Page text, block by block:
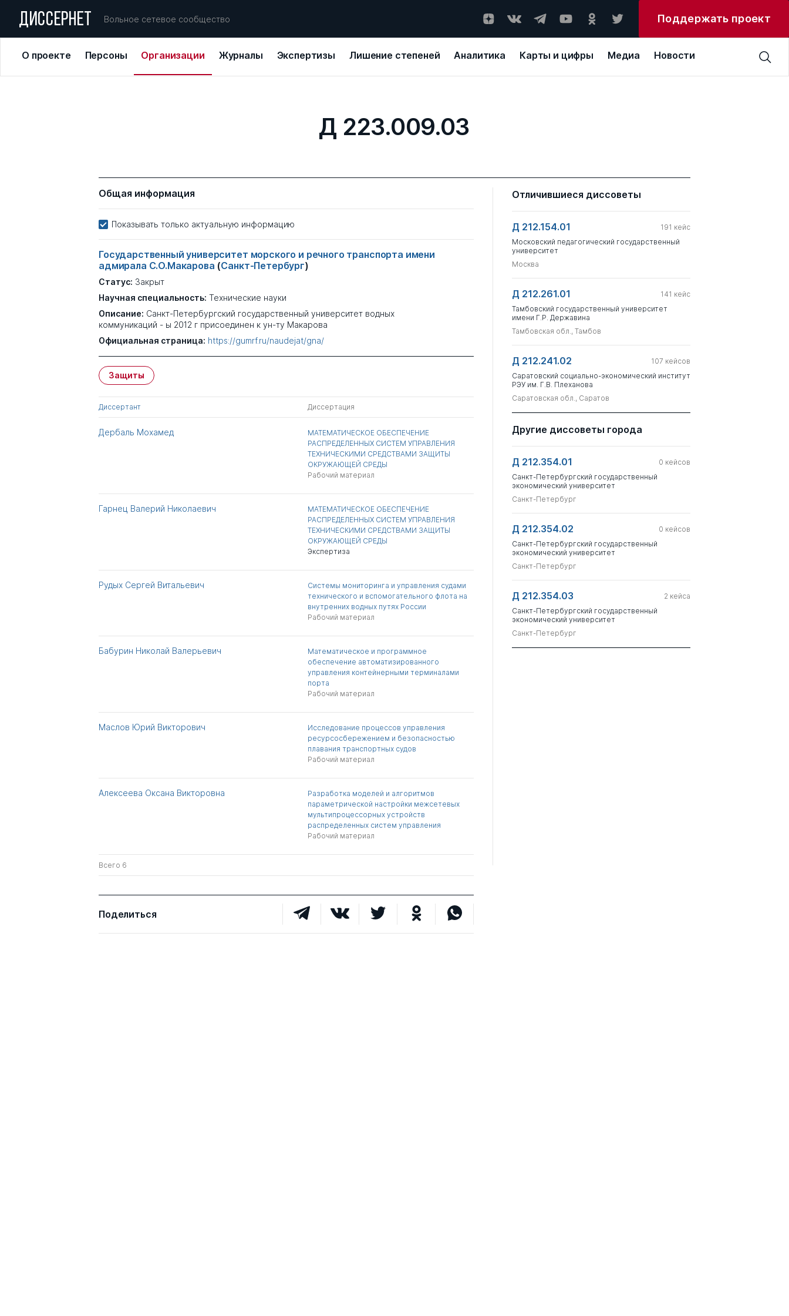
ДИССЕРНЕТ Вольное сетевое сообщество Поддержать проект
О проекте Персоны Организации Журналы Экспертизы Лишение степеней Аналитика Карты и цифры Медиа Новости
Д 223.009.03
Общая информация
Показывать только актуальную информацию
Государственный университет морского и речного транспорта имени
адмирала С.О.Макарова (Санкт-Петербург)
Статус: Закрыт
Научная специальность: Технические науки
Описание: Санкт-Петербургский государственный университет водных
коммуникаций - ы 2012 г присоединен к ун-ту Макарова
Официальная страница: https://gumrf.ru/naudejat/gna/
Защиты
Диссертант Диссертация
Дербаль Мохамед
МАТЕМАТИЧЕСКОЕ ОБЕСПЕЧЕНИЕ
РАСПРЕДЕЛЕННЫХ СИСТЕМ УПРАВЛЕНИЯ
ТЕХНИЧЕСКИМИ СРЕДСТВАМИ ЗАЩИТЫ
ОКРУЖАЮЩЕЙ СРЕДЫ
Рабочий материал
Гарнец Валерий Николаевич
МАТЕМАТИЧЕСКОЕ ОБЕСПЕЧЕНИЕ
РАСПРЕДЕЛЕННЫХ СИСТЕМ УПРАВЛЕНИЯ
ТЕХНИЧЕСКИМИ СРЕДСТВАМИ ЗАЩИТЫ
ОКРУЖАЮЩЕЙ СРЕДЫ
Экспертиза
Рудых Сергей Витальевич
Системы мониторинга и управления судами
технического и вспомогательного флота на
внутренних водных путях России
Рабочий материал
Бабурин Николай Валерьевич
Математическое и программное
обеспечение автоматизированного
управления контейнерными терминалами
порта
Рабочий материал
Маслов Юрий Викторович
Исследование процессов управления
ресурсосбережением и безопасностью
плавания транспортных судов
Рабочий материал
Алексеева Оксана Викторовна
Разработка моделей и алгоритмов
параметрической настройки межсетевых
мультипроцессорных устройств
распределенных систем управления
Рабочий материал
Всего 6
Поделиться
Отличившиеся диссоветы
Д 212.154.01 191 кейс
Московский педагогический государственный
университет
Москва
Д 212.261.01 141 кейс
Тамбовский государственный университет
имени Г.Р. Державина
Тамбовская обл., Тамбов
Д 212.241.02 107 кейсов
Саратовский социально-экономический институт
РЭУ им. Г.В. Плеханова
Саратовская обл., Саратов
Другие диссоветы города
Д 212.354.01 0 кейсов
Санкт-Петербургский государственный
экономический университет
Санкт-Петербург
Д 212.354.02 0 кейсов
Санкт-Петербургский государственный
экономический университет
Санкт-Петербург
Д 212.354.03 2 кейса
Санкт-Петербургский государственный
экономический университет
Санкт-Петербург